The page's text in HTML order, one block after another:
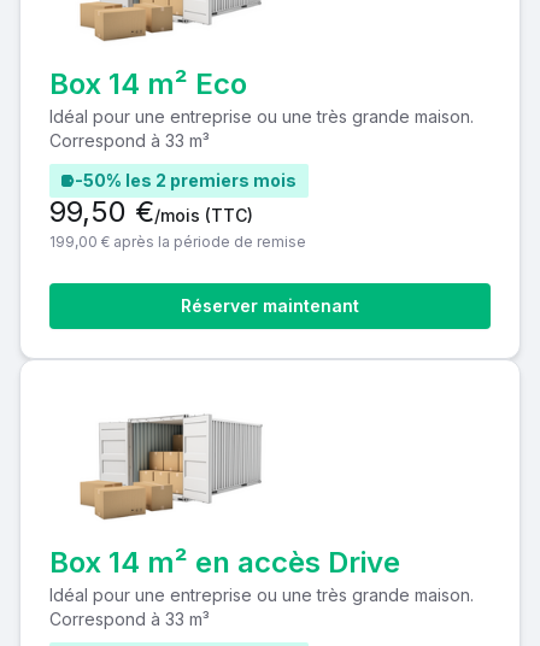
Box 14 m² Eco
Idéal pour une entreprise ou une très grande maison.
Correspond à 33 m³
-50% les 2 premiers mois
Réserver maintenant
99,50 €/mois (TTC)
199,00 € après la période de remise
Box 14 m² en accès Drive
Idéal pour une entreprise ou une très grande maison.
Correspond à 33 m³